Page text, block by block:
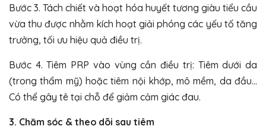
Bước 3. Tách chiết và hoạt hóa huyết tương giàu tiểu cầu
vừa thu được nhằm kích hoạt giải phóng các yếu tố tăng
trưởng, tối ưu hiệu quả điều trị.
Bước 4. Tiêm PRP vào vùng cần điều trị: Tiêm dưới da
(trong thẩm mỹ) hoặc tiêm nội khớp, mô mềm, da đầu…
Có thể gây tê tại chỗ để giảm cảm giác đau.
3. Chăm sóc & theo dõi sau tiêm